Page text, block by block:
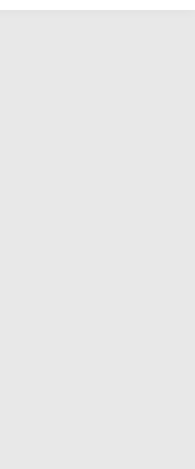
nám